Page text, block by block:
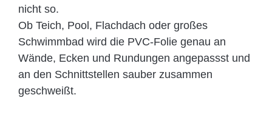
nicht so.
Ob Teich, Pool, Flachdach oder großes
Schwimmbad wird die PVC-Folie genau an
Wände, Ecken und Rundungen angepassst und
an den Schnittstellen sauber zusammen
geschweißt.